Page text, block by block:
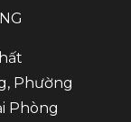
Phường
Phòng